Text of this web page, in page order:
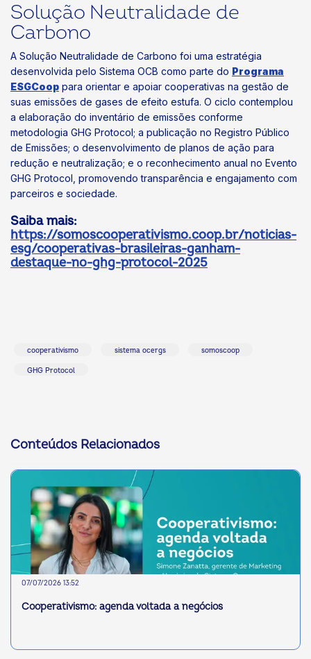
Solução Neutralidade de
Carbono
A Solução Neutralidade de Carbono foi uma estratégia
desenvolvida pelo Sistema OCB como parte do Programa
ESGCoop para orientar e apoiar cooperativas na gestão de
suas emissões de gases de efeito estufa. O ciclo contemplou
a elaboração do inventário de emissões conforme
metodologia GHG Protocol; a publicação no Registro Público
de Emissões; o desenvolvimento de planos de ação para
redução e neutralização; e o reconhecimento anual no Evento
GHG Protocol, promovendo transparência e engajamento com
parceiros e sociedade.
Saiba mais:
https://somoscooperativismo.coop.br/noticias-
esg/cooperativas-brasileiras-ganham-
destaque-no-ghg-protocol-2025
cooperativismo sistema ocergs somoscoop
GHG Protocol
Conteúdos Relacionados
07/07/2026 13:52
Cooperativismo: agenda voltada a negócios